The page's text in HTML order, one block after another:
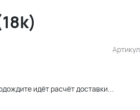
Артикул
идёт расчёт доставки...